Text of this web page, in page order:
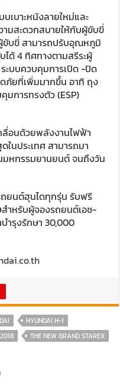
เบาะหนังลายใหม่และ
มสะดวกสบายให้กับผู้ขับขี่
ขับขี่ สามารถปรับอุณหภูมิ
ได้ 4 ทิศทางตามสรีระผู้
ะบบควบคุมการเปิด -ปิด
ภัยที่เพิ่มมากขึ้น อาทิ ถุง
มการทรงตัว (ESP)
อนด้วยพลังงานไฟฟ้า
นประเทศ สามารถมา
มหกรรมยานยนต์ จนถึงวัน
ยนต์ฮุนไดทุกรุ่น รับฟรี
ำหรับผู้จองรถยนต์เอช-
ำรุงรักษา 30,000
HYUNDAI H-1
THE NEW GRAND STAREX